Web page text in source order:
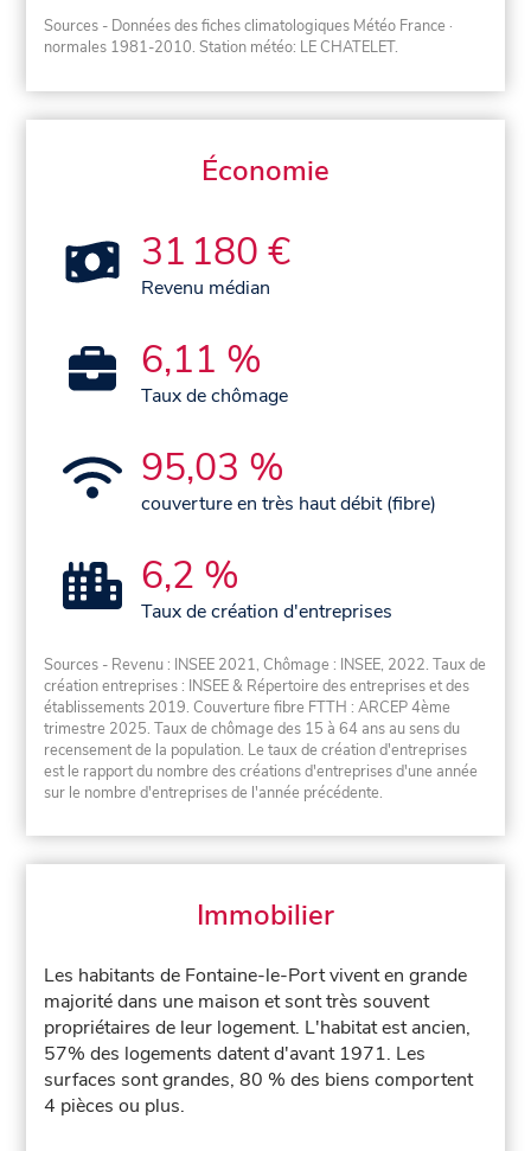
Sources - Données des fiches climatologiques Météo France ·
normales 1981-2010. Station météo: LE CHATELET.
Économie
31 180 €
Revenu médian
6,11 %
Taux de chômage
95,03 %
couverture en très haut débit (fibre)
6,2 %
Taux de création d'entreprises
Sources - Revenu : INSEE 2021, Chômage : INSEE, 2022. Taux de
création entreprises : INSEE & Répertoire des entreprises et des
établissements 2019. Couverture fibre FTTH : ARCEP 4ème
trimestre 2025. Taux de chômage des 15 à 64 ans au sens du
recensement de la population. Le taux de création d'entreprises
est le rapport du nombre des créations d'entreprises d'une année
sur le nombre d'entreprises de l'année précédente.
Immobilier
Les habitants de Fontaine-le-Port vivent en grande
majorité dans une maison et sont très souvent
propriétaires de leur logement. L'habitat est ancien,
57% des logements datent d'avant 1971. Les
surfaces sont grandes, 80 % des biens comportent
4 pièces ou plus.